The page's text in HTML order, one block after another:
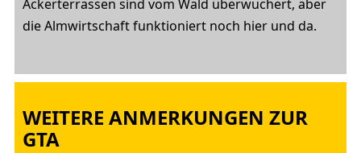
Ackerterrassen sind vom Wald überwuchert, aber
die Almwirtschaft funktioniert noch hier und da.
WEITERE ANMERKUNGEN ZUR
GTA